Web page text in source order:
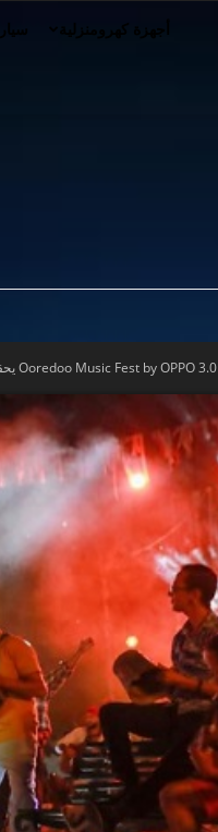
أجهزة كهرومنزلية
Ooredoo Music Fest by OPPO 3.0 يحقق نجاحاً باهراً في صفاقس